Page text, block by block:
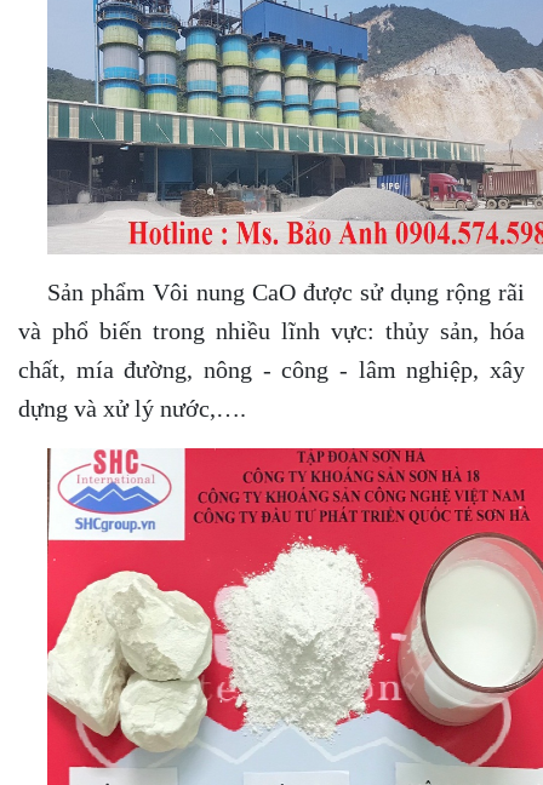
Sản phẩm Vôi nung CaO được sử dụng rộng rãi
và phổ biến trong nhiều lĩnh vực: thủy sản, hóa
chất, mía đường, nông - công - lâm nghiệp, xây
dựng và xử lý nước,….